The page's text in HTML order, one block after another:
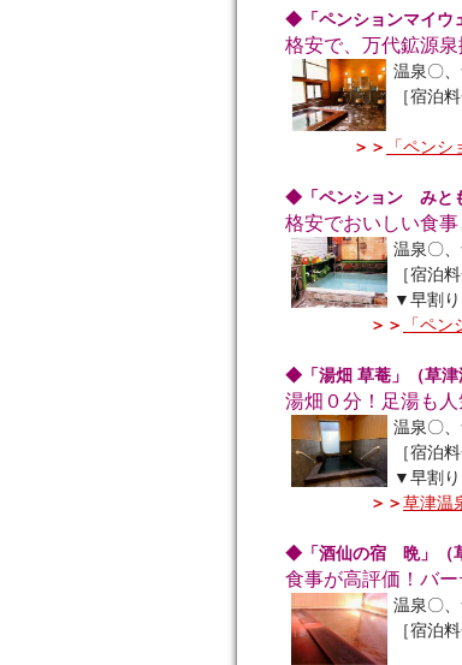
◆「ペンションマイウ
格安で、万代鉱源
温泉〇
［宿泊
＞＞ 「ペン
◆「ペンション みと
格安でおいしい食
温泉〇
［宿泊
▼早割り
＞＞
「ペ
◆「湯畑 草菴」（草津
湯畑０分！足湯も
温泉〇
［宿泊
▼早割り
＞＞草津温
◆「酒仙の宿 晩」（
食事が高評価！バ
温泉〇
［宿泊